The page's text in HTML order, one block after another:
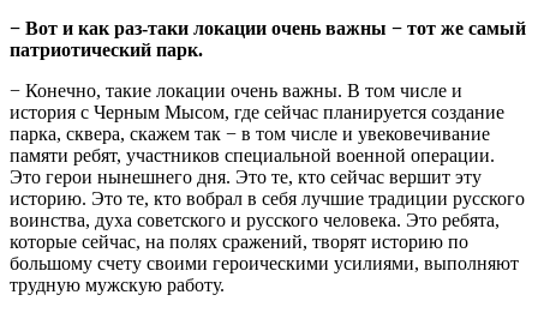
− Вот и как раз-таки локации очень важны − тот же самый
патриотический парк.
− Конечно, такие локации очень важны. В том числе и
история с Черным Мысом, где сейчас планируется создание
парка, сквера, скажем так − в том числе и увековечивание
памяти ребят, участников специальной военной операции.
Это герои нынешнего дня. Это те, кто сейчас вершит эту
историю. Это те, кто вобрал в себя лучшие традиции русского
воинства, духа советского и русского человека. Это ребята,
которые сейчас, на полях сражений, творят историю по
большому счету своими героическими усилиями, выполняют
трудную мужскую работу.